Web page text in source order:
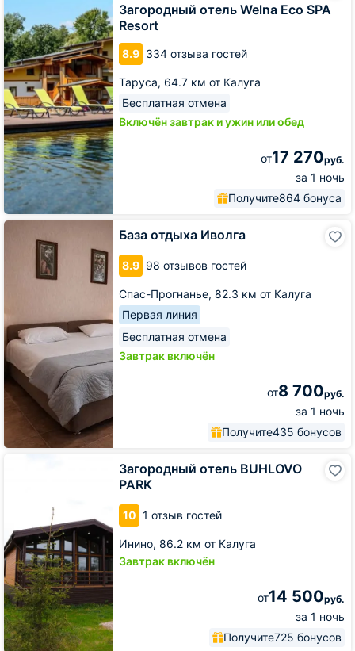
Загородный отель Welna Eco SPA
Resort
8.9 334 отзыва гостей
Таруса, 64.7 км от Калуга
Бесплатная отмена
Включён завтрак и ужин или обед
от17 270руб.
за 1 ночь
Получите864 бонуса
Eco
SPA
Resort
База отдыха Иволга
8.9 98 отзывов гостей
Спас-Прогнанье, 82.3 км от Калуга
Первая линия
Бесплатная отмена
Завтрак включён
от8 700руб.
за 1 ночь
Получите435 бонусов
База
Загородный отель BUHLOVO
PARK
10 1 отзыв гостей
Инино, 86.2 км от Калуга
Завтрак включён
от14 500руб.
за 1 ночь
Получите725 бонусов